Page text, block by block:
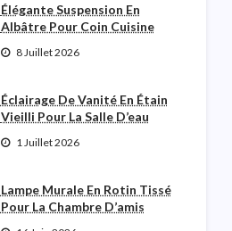
Élégante Suspension En
Albâtre Pour Coin Cuisine
8 Juillet 2026
Éclairage De Vanité En Étain
Vieilli Pour La Salle D’eau
1 Juillet 2026
Lampe Murale En Rotin Tissé
Pour La Chambre D’amis